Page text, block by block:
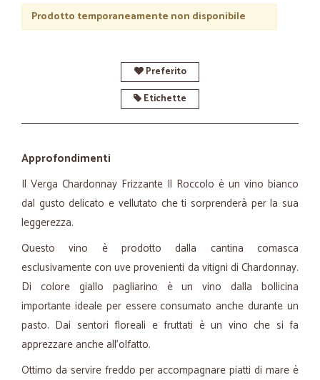
Prodotto temporaneamente non disponibile
Preferito
Etichette
Approfondimenti
Il Verga Chardonnay Frizzante Il Roccolo è un vino bianco
dal gusto delicato e vellutato che ti sorprenderà per la sua
leggerezza.
Questo vino è prodotto dalla cantina comasca
esclusivamente con uve provenienti da vitigni di Chardonnay.
Di colore giallo pagliarino è un vino dalla bollicina
importante ideale per essere consumato anche durante un
pasto. Dai sentori floreali e fruttati è un vino che si fa
apprezzare anche all'olfatto.
Ottimo da servire freddo per accompagnare piatti di mare è